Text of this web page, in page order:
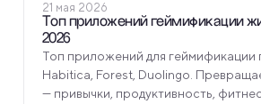
21 мая 2026
Топ приложений геймификации
2026
Топ приложений для геймификации
Habitica, Forest, Duolingo.
— привычки, продуктивность,